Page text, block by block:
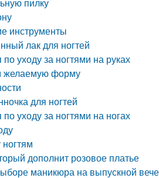
инструменты
лак для ногтей
уходу за ногтями на руках
желаемую форму
для ногтей
уходу за ногтями на ногах
дополнит розовое платье
маникюра на выпускной